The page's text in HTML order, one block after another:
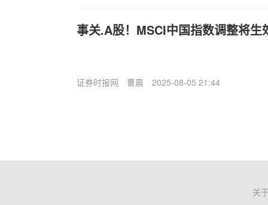
事关.A股！MSCI中国指数调整将生
证券时报网 曹晨 2025-08-05 21:44
关